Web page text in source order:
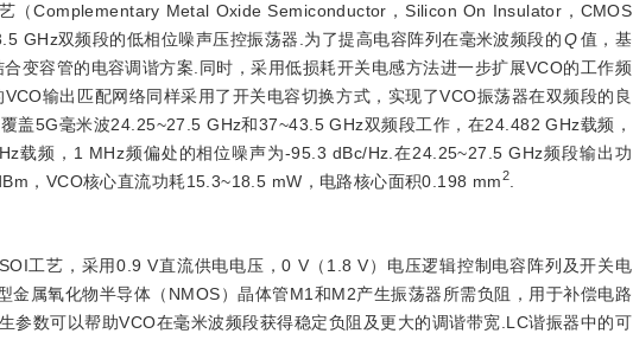
（Complementary Metal Oxide Semiconductor，Silicon On Insulator，CMOS
GHz双频段的低相位噪声压控振荡器.为了提高电容阵列在毫米波频段的 Q值，基
变容管的电容调谐方案.同时，采用低损耗开关电感方法进一步扩展VCO的工作频
输出匹配网络同样采用了开关电容切换方式，实现了VCO振荡器在双频段的良
盖5G毫米波24.25~27.5 GHz和37~43.5 GHz双频段工作，在24.482 GHz载频，
载频，1 MHz频偏处的相位噪声为-95.3 dBc/Hz.在24.25~27.5 GHz频段输出功
，VCO核心直流功耗15.3~18.5 mW，电路核心面积0.198 mm2
工艺，采用0.9 V直流供电电压，0 V（1.8 V）电压逻辑控制电容阵列及开关电
金属氧化物半导体（NMOS）晶体管M1和M2产生振荡器所需负阻，用于补偿电路
参数可以帮助VCO在毫米波频段获得稳定负阻及更大的调谐带宽.LC谐振器中的可